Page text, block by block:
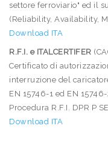
settore ferroviario" ed il
(Reliability, Availability,
Download ITA
R.F.I. e ITALCERTIFER
Certificato di
interruzione del
EN 15746-1 ed EN
Procedura R.F.I. DPR P
Download ITA